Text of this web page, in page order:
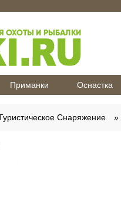
Приманки Оснастка
Снаряжение